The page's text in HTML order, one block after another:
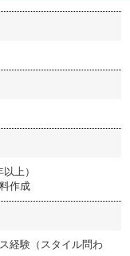
上）
作成
経験（スタイル問わ